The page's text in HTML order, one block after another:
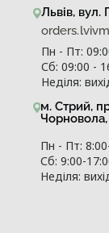
Львів, вул.
Пн - Пт:
Сб: 09:00 -
Неділя:
м. Стрий,
Пн - Пт:
Сб: 9:00-
Неділя: